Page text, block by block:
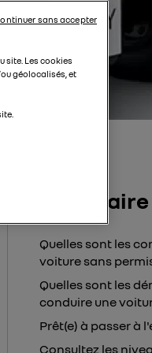
Sommaire
Quelles sont les
voiture sans
Quelles sont les
conduire une
Prêt(e) à passer à
Consultez les
site. Les cookies
géolocalisés, et
sans accepter